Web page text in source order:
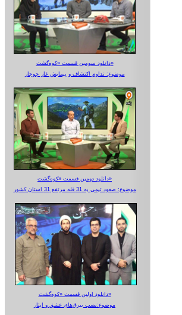
دانلود سومین قسمت «کوه‌گشت»
موضوع: تداوم اکتشاف و پیمایش غار جوجار
دانلود دومین قسمت «کوه‌گشت»
موضوع: صعود تیمی به 31 قله مرتفع 31 استان کشور
دانلود اولین قسمت «کوه‌گشت»
موضوع:نصب بیرق‌های عشق و ایثار